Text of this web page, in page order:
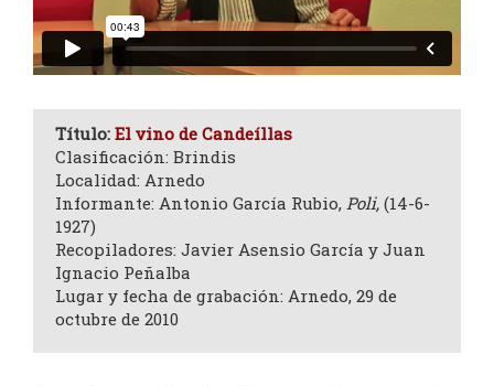
Título: El vino de Candeíllas
Clasificación: Brindis
Localidad: Arnedo
Informante: Antonio García Rubio, Poli, (14-6-
1927)
Recopiladores: Javier Asensio García y Juan
Ignacio Peñalba
Lugar y fecha de grabación: Arnedo, 29 de
octubre de 2010